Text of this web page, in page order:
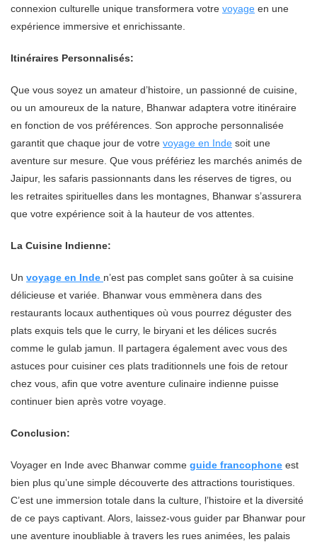
connexion culturelle unique transformera votre voyage en une
expérience immersive et enrichissante.
Itinéraires Personnalisés:
Que vous soyez un amateur d’histoire, un passionné de cuisine,
ou un amoureux de la nature, Bhanwar adaptera votre itinéraire
en fonction de vos préférences. Son approche personnalisée
garantit que chaque jour de votre voyage en Inde soit une
aventure sur mesure. Que vous préfériez les marchés animés de
Jaipur, les safaris passionnants dans les réserves de tigres, ou
les retraites spirituelles dans les montagnes, Bhanwar s’assurera
que votre expérience soit à la hauteur de vos attentes.
La Cuisine Indienne:
Un voyage en Inde n’est pas complet sans goûter à sa cuisine
délicieuse et variée. Bhanwar vous emmènera dans des
restaurants locaux authentiques où vous pourrez déguster des
plats exquis tels que le curry, le biryani et les délices sucrés
comme le gulab jamun. Il partagera également avec vous des
astuces pour cuisiner ces plats traditionnels une fois de retour
chez vous, afin que votre aventure culinaire indienne puisse
continuer bien après votre voyage.
Conclusion:
Voyager en Inde avec Bhanwar comme guide francophone est
bien plus qu’une simple découverte des attractions touristiques.
C’est une immersion totale dans la culture, l’histoire et la diversité
de ce pays captivant. Alors, laissez-vous guider par Bhanwar pour
une aventure inoubliable à travers les rues animées, les palais